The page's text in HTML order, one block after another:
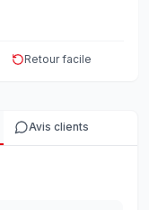
Retour facile
Avis clients